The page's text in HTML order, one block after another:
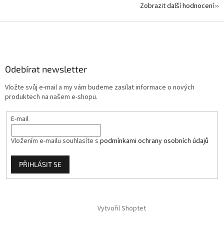
Zobrazit další hodnocení
Odebírat newsletter
Vložte svůj e-mail a my vám budeme zasílat informace o nových
produktech na našem e-shopu.
E-mail
Vložením e-mailu souhlasíte s podmínkami ochrany osobních údajů
PŘIHLÁSIT SE
Vytvořil Shoptet